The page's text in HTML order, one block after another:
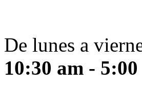
De lunes a
10:30 am - 5:00